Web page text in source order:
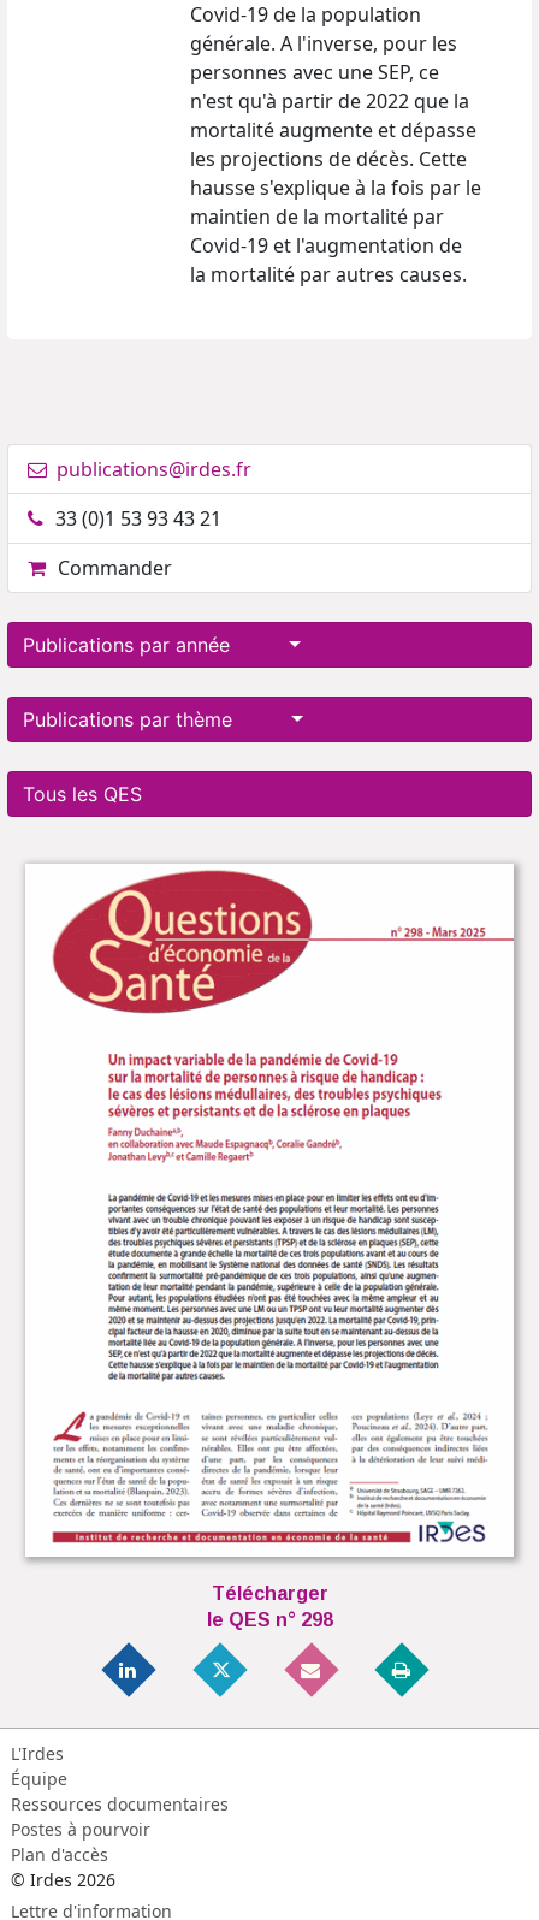
Covid-19 de la population
générale. A l'inverse, pour les
personnes avec une SEP, ce
n'est qu'à partir de 2022 que la
mortalité augmente et dépasse
les projections de décès. Cette
hausse s'explique à la fois par le
maintien de la mortalité par
Covid-19 et l'augmentation de
la mortalité par autres causes.
publications@irdes.fr
33 (0)1 53 93 43 21
Commander
Publications par année
Publications par thème
Tous les QES
Télécharger
le QES n° 298
L'Irdes
Équipe
Ressources documentaires
Postes à pourvoir
Plan d'accès
© Irdes 2026
Lettre d'information